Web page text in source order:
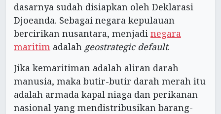
dasarnya sudah disiapkan oleh Deklarasi
Djoeanda. Sebagai negara kepulauan
bercirikan nusantara, menjadi negara
maritim adalah geostrategic default.
Jika kemaritiman adalah aliran darah
manusia, maka butir-butir darah merah itu
adalah armada kapal niaga dan perikanan
nasional yang mendistribusikan barang-